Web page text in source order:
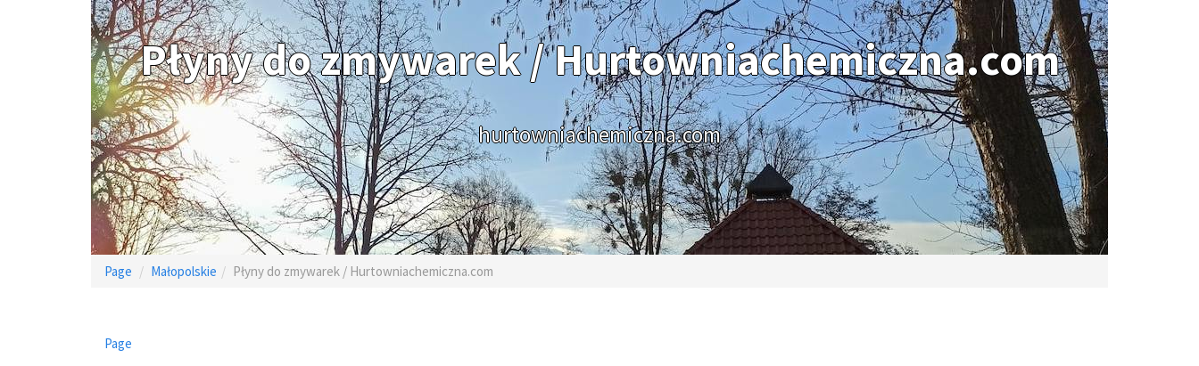
Płyny do zmywarek / Hurtowniachemiczna.com
hurtowniachemiczna.com
Page Małopolskie Płyny do zmywarek / Hurtowniachemiczna.com
Page